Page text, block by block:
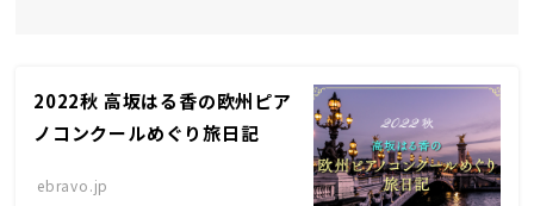
2022秋 高坂はる香の欧州ピア
ノコンクールめぐり旅日記
ebravo.jp